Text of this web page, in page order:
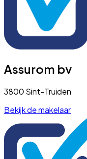
Assurom bv
3800 Sint-Truiden
Bekijk de makelaar